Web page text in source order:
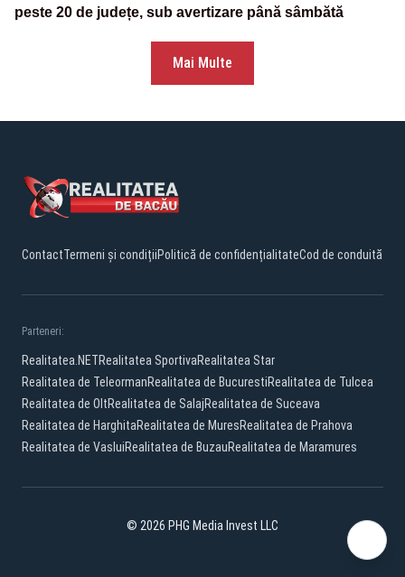
peste 20 de județe, sub avertizare până sâmbătă
Mai Multe
ContactTermeni și condițiiPolitică de confidențialitateCod de conduită
Parteneri:
Realitatea.NETRealitatea SportivaRealitatea Star
Realitatea de TeleormanRealitatea de BucurestiRealitatea de Tulcea
Realitatea de OltRealitatea de SalajRealitatea de Suceava
Realitatea de HarghitaRealitatea de MuresRealitatea de Prahova
Realitatea de VasluiRealitatea de BuzauRealitatea de Maramures
© 2026 PHG Media Invest LLC